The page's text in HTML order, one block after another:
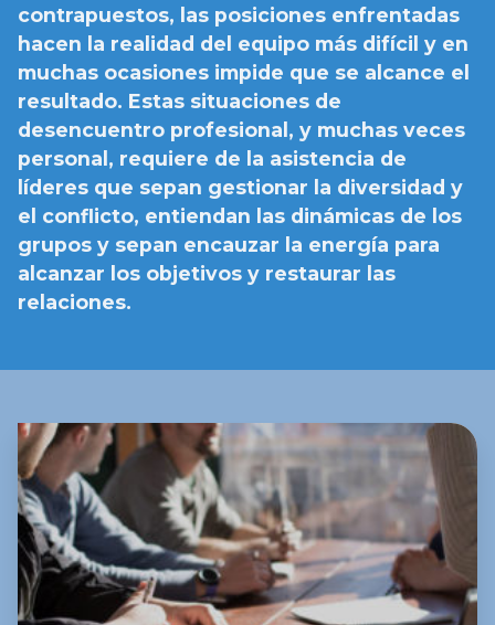
contrapuestos, las posiciones enfrentadas
hacen la realidad del equipo más difícil y en
muchas ocasiones impide que se alcance el
resultado. Estas situaciones de
desencuentro profesional, y muchas veces
personal, requiere de la asistencia de
líderes que sepan gestionar la diversidad y
el conflicto, entiendan las dinámicas de los
grupos y sepan encauzar la energía para
alcanzar los objetivos y restaurar las
relaciones.